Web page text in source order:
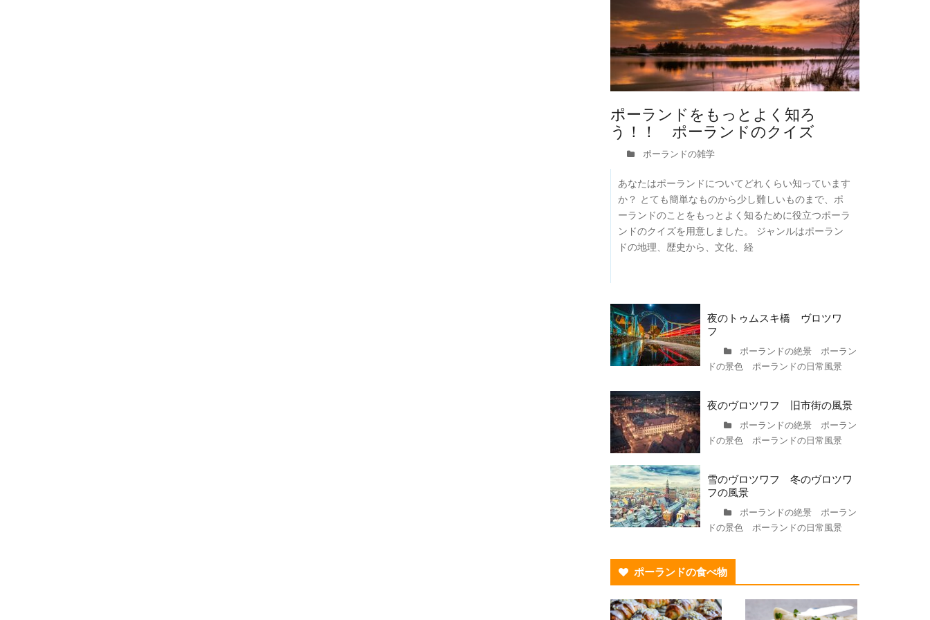
ポーランドをもっとよく知ろ
う！！ ポーランドのクイズ
ポーランドの雑学
あなたはポーランドについてどれくらい知っています
か？ とても簡単なものから少し難しいものまで、ポ
ーランドのことをもっとよく知るために役立つポーラ
ンドのクイズを用意しました。 ジャンルはポーラン
ドの地理、歴史から、文化、経
夜のトゥムスキ橋 ヴロツワ
フ
ポーランドの絶景 ポーラン
ドの景色 ポーランドの日常風景
夜のヴロツワフ 旧市街の風景
ポーランドの絶景 ポーラン
ドの景色 ポーランドの日常風景
雪のヴロツワフ 冬のヴロツワ
フの風景
ポーランドの絶景 ポーラン
ドの景色 ポーランドの日常風景
ポーランドの食べ物